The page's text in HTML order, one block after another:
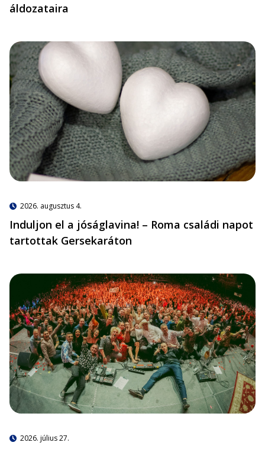
áldozataira
2026. augusztus 4.
Induljon el a jóságlavina! – Roma családi napot
tartottak Gersekaráton
2026. július 27.